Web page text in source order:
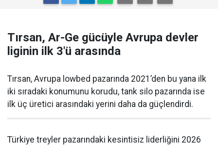
Tırsan, Ar-Ge gücüyle Avrupa devler
liginin ilk 3'ü arasında
Tırsan, Avrupa lowbed pazarında 2021’den bu yana ilk
iki sıradaki konumunu korudu, tank silo pazarında ise
ilk üç üretici arasındaki yerini daha da güçlen­dirdi.
Türkiye treyler pazarın­daki kesintisiz liderliğini 2026